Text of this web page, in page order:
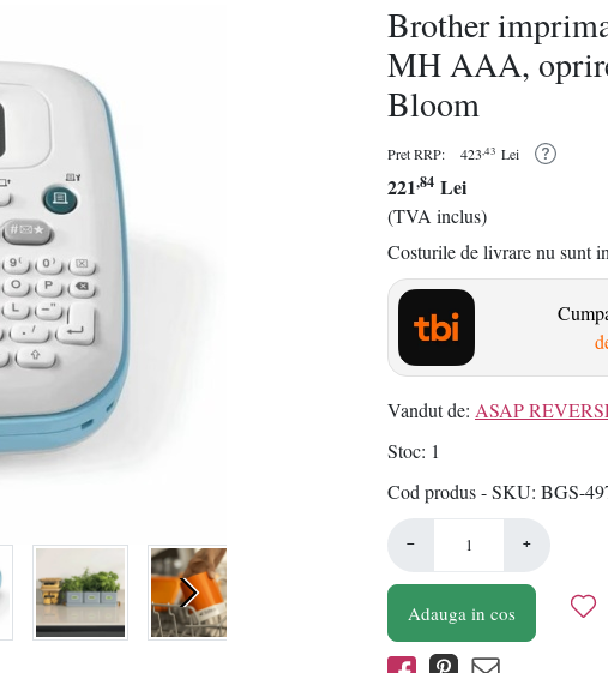
Brother
MH AAA,
Bloom
Pret RRP: 423,43 Lei
221,84 Lei
(TVA inclus)
Costurile de livrare nu sunt
Vandut de: ASAP
Stoc 1
Cod produs - SKU BGS-
− +
Adauga in cos